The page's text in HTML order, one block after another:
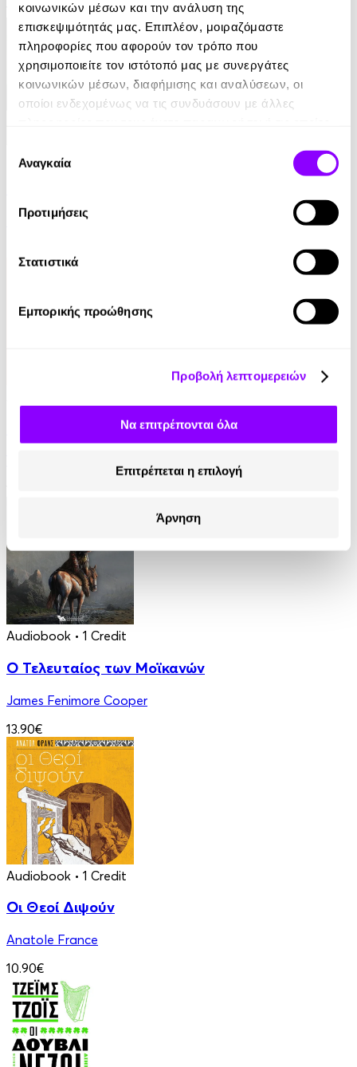
κοινωνικών μέσων και την ανάλυση της
επισκεψιμότητάς μας. Επιπλέον, μοιραζόμαστε
πληροφορίες που αφορούν τον τρόπο που
χρησιμοποιείτε τον ιστότοπό μας με συνεργάτες
κοινωνικών μέσων, διαφήμισης και αναλύσεων, οι
οποίοι ενδεχομένως να τις συνδυάσουν με άλλες
των υπηρεσιών τους.
συγκατάθεσης
Αναγκαία
Προτιμήσεις
Στατιστικά
Εμπορικής προώθησης
Προβολή λεπτομερειών
Να επιτρέπονται όλα
Επιτρέπεται η επιλογή
Άρνηση
10.99€
eBook
Ρέιμοντ Κάρβερ
Audiobook • 1 Credit
Ο Τελευταίος των Μοϊκανών
James Fenimore Cooper
13.90€
Audiobook • 1 Credit
Οι Θεοί Διψούν
Anatole France
10.90€